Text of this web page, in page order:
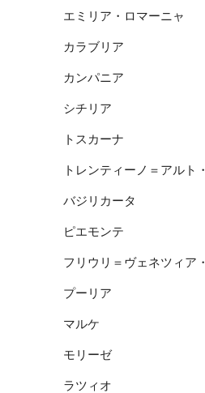
エミリア・ロマーニャ
カラブリア
カンパニア
シチリア
トスカーナ
トレンティーノ＝アルト
バジリカータ
ピエモンテ
フリウリ＝ヴェネツィア
プーリア
マルケ
モリーゼ
ラツィオ